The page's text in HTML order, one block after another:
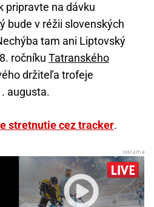
pripravte na dávku
bude v réžii slovenských
tam ani Liptovský
ročníku Tatranského
držiteľa trofeje
augusta.
stretnutie cez tracker.